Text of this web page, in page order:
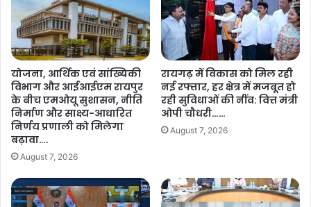
योजना, आर्थिक एवं सांख्यिकी
विभाग और आईआईएम रायपुर
के बीच एमओयू सुशासन, नीति
निर्माण और साक्ष्य-आधारित
निर्णय प्रणाली को मिलेगा
बढ़ावा….
August 7, 2026
रायगढ़ में विकास को मिल रही
नई रफ्तार, हर क्षेत्र में मजबूत हो
रही सुविधाओं की नींव: वित्त मंत्री
ओपी चौधरी……
August 7, 2026